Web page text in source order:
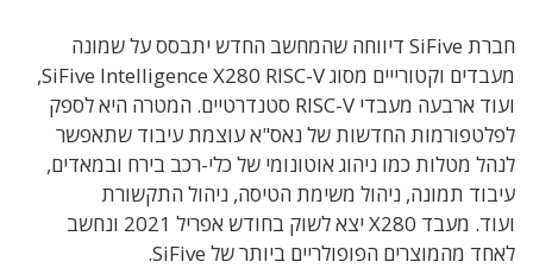
חברת SiFive דיווחה שהמחשב החדש יתבסס על שמונה
מעבדים וקטורייים מסוג SiFive Intelligence X280 RISC-V,
ועוד ארבעה מעבדי RISC-V סטנדרטיים. המטרה היא לספק
לפלטפורמות החדשות של נאס"א עוצמת עיבוד שתאפשר
לנהל מטלות כמו ניהוג אוטונומי של כלי-רכב בירח ובמאדים,
עיבוד תמונה, ניהול משימת הטיסה, ניהול התקשורת
ועוד. מעבד X280 יצא לשוק בחודש אפריל 2021 ונחשב
לאחד מהמוצרים הפופולריים ביותר של SiFive.